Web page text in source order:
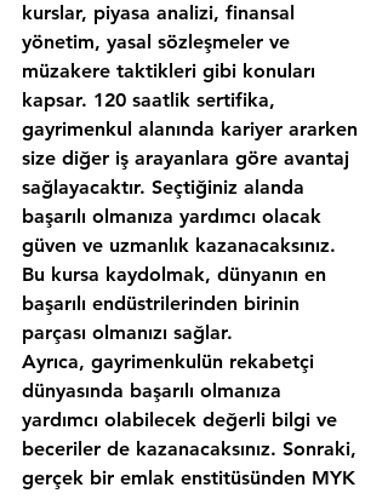
kurslar, piyasa analizi, finansal
yönetim, yasal sözleşmeler ve
müzakere taktikleri gibi konuları
kapsar. 120 saatlik sertifika,
gayrimenkul alanında kariyer ararken
size diğer iş arayanlara göre avantaj
sağlayacaktır. Seçtiğiniz alanda
başarılı olmanıza yardımcı olacak
güven ve uzmanlık kazanacaksınız.
Bu kursa kaydolmak, dünyanın en
başarılı endüstrilerinden birinin
parçası olmanızı sağlar.
Ayrıca, gayrimenkulün rekabetçi
dünyasında başarılı olmanıza
yardımcı olabilecek değerli bilgi ve
beceriler de kazanacaksınız. Sonraki,
gerçek bir emlak enstitüsünden MYK